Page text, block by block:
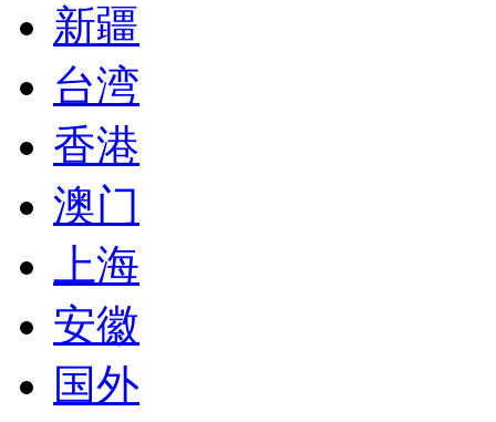
新疆
台湾
香港
澳门
上海
安徽
国外